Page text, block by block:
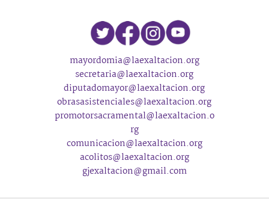
mayordomia@laexaltacion.org
secretaria@laexaltacion.org
diputadomayor@laexaltacion.org
obrasasistenciales@laexaltacion.org
promotorsacramental@laexaltacion.o
rg
comunicacion@laexaltacion.org
acolitos@laexaltacion.org
gjexaltacion@gmail.com